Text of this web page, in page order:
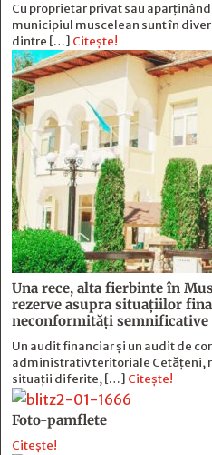
Cu proprietar privat sau
municipiul muscelean sunt în
dintre […] Citește!
Una rece, alta fierbinte în
rezerve asupra situaţiilor
neconformităţi semnificative
Un audit financiar și un audit de
administrativ teritoriale Cetățeni,
situații diferite, […] Citește!
Foto-pamflete
Citește!